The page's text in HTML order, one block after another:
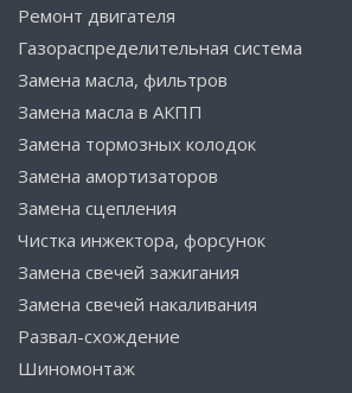
Ремонт двигателя
Газораспределительная система
Замена масла, фильтров
Замена масла в АКПП
Замена тормозных колодок
Замена амортизаторов
Замена сцепления
Чистка инжектора, форсунок
Замена свечей зажигания
Замена свечей накаливания
Развал-схождение
Шиномонтаж